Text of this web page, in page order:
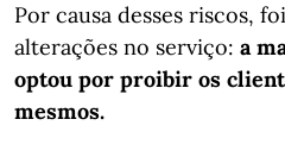
Por causa desses riscos,
alterações no serviço: a
optou por proibir os
mesmos.